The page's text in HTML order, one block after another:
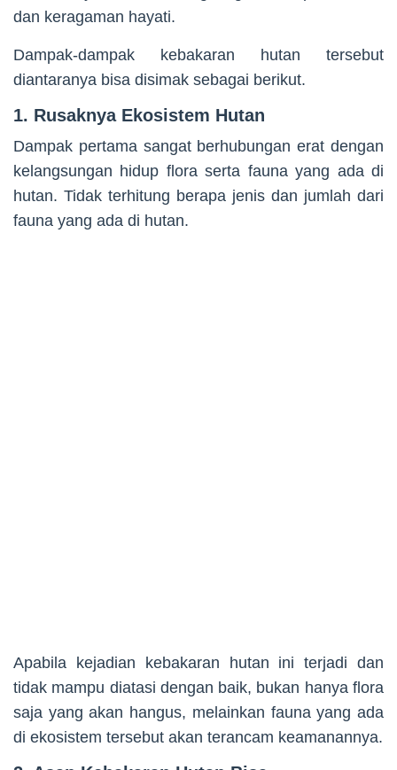
dan keragaman hayati.
Dampak-dampak kebakaran hutan tersebut
diantaranya bisa disimak sebagai berikut.
1. Rusaknya Ekosistem Hutan
Dampak pertama sangat berhubungan erat dengan
kelangsungan hidup flora serta fauna yang ada di
hutan. Tidak terhitung berapa jenis dan jumlah dari
fauna yang ada di hutan.
Apabila kejadian kebakaran hutan ini terjadi dan
tidak mampu diatasi dengan baik, bukan hanya flora
saja yang akan hangus, melainkan fauna yang ada
di ekosistem tersebut akan terancam keamanannya.